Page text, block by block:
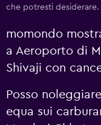
che potresti desiderare.
momondo
a Aeroporto di
Shivaji con
Posso
equa sui